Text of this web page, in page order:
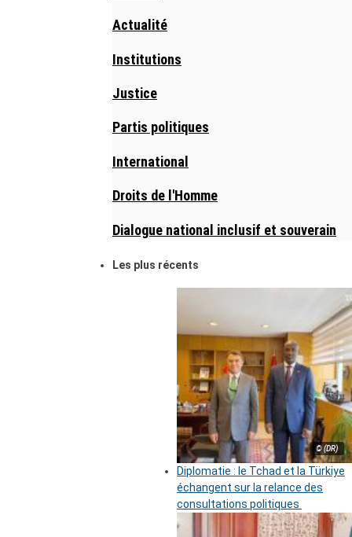
Actualité
Institutions
Justice
Partis politiques
International
Droits de l'Homme
Dialogue national inclusif et souverain
Les plus récents
© (DR)
Diplomatie : le Tchad et la Türkiye
échangent sur la relance des
consultations politiques